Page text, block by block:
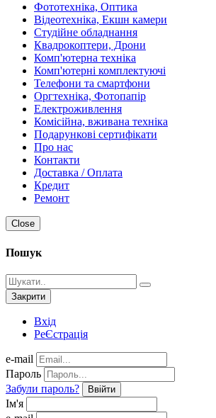
Фототехніка, Оптика
Відеотехніка, Екшн камери
Студійне обладнання
Квадрокоптери, Дрони
Комп'ютерна техніка
Комп'ютерні комплектуючі
Телефони та смартфони
Оргтехніка, Фотопапір
Електроживлення
Комісійна, вживана техніка
Подарункові сертифікати
Про нас
Контакти
Доставка / Оплата
Кредит
Ремонт
Close
Пошук
Закрити
Вхід
РеЄстрація
e-mail
Пароль
Забули пароль?
Ввійти
Ім'я